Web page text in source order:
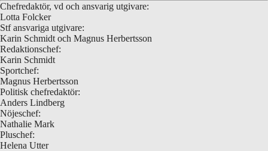
Chefredaktör, vd och ansvarig utgivare:
Lotta Folcker
Stf ansvariga utgivare:
Karin Schmidt och Magnus Herbertsson
Redaktionschef:
Karin Schmidt
Sportchef:
Magnus Herbertsson
Politisk chefredaktör:
Anders Lindberg
Nöjeschef:
Nathalie Mark
Pluschef:
Helena Utter